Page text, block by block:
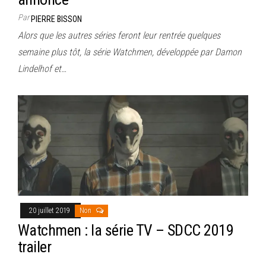
ParPIERRE BISSON
Alors que les autres séries feront leur rentrée quelques
semaine plus tôt, la série Watchmen, développée par Damon
Lindelhof et…
20 juillet 2019 Non
Watchmen : la série TV – SDCC 2019
trailer